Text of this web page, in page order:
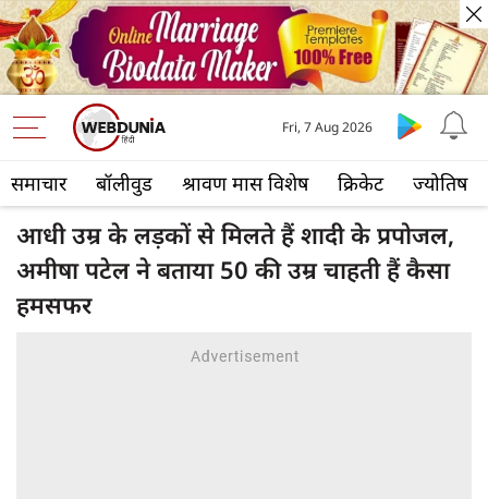
समाचार बॉलीवुड श्रावण मास विशेष क्रिकेट ज्योतिष
Fri, 7 Aug 2026
आधी उम्र के लड़कों से मिलते हैं शादी के प्रपोजल,
अमीषा पटेल ने बताया 50 की उम्र चाहती हैं कैसा
हमसफर